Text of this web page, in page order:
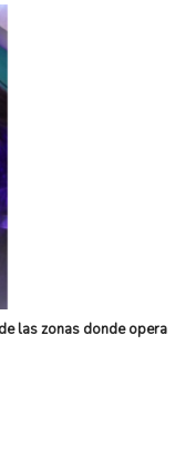
las zonas donde opera